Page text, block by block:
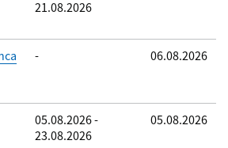
21.08.2026
- 06.08.2026
05.08.2026 -
23.08.2026
05.08.2026